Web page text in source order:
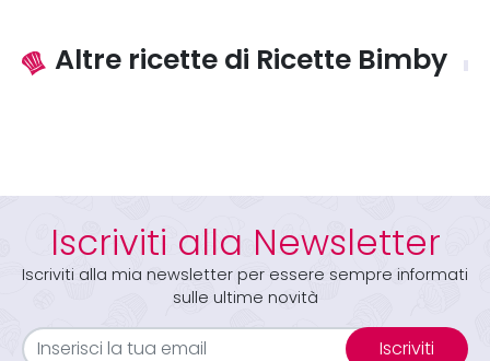
Altre ricette di Ricette Bimby
Iscriviti alla Newsletter
Iscriviti alla mia newsletter per essere sempre informati
sulle ultime novità
Iscriviti